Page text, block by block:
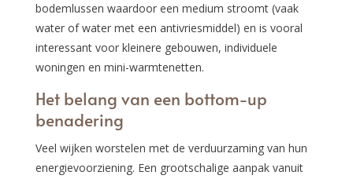
bodemlussen waardoor een medium stroomt (vaak
water of water met een antivriesmiddel) en is vooral
interessant voor kleinere gebouwen, individuele
woningen en mini-warmtenetten.
Het belang van een bottom-up
benadering
Veel wijken worstelen met de verduurzaming van hun
energievoorziening. Een grootschalige aanpak vanuit